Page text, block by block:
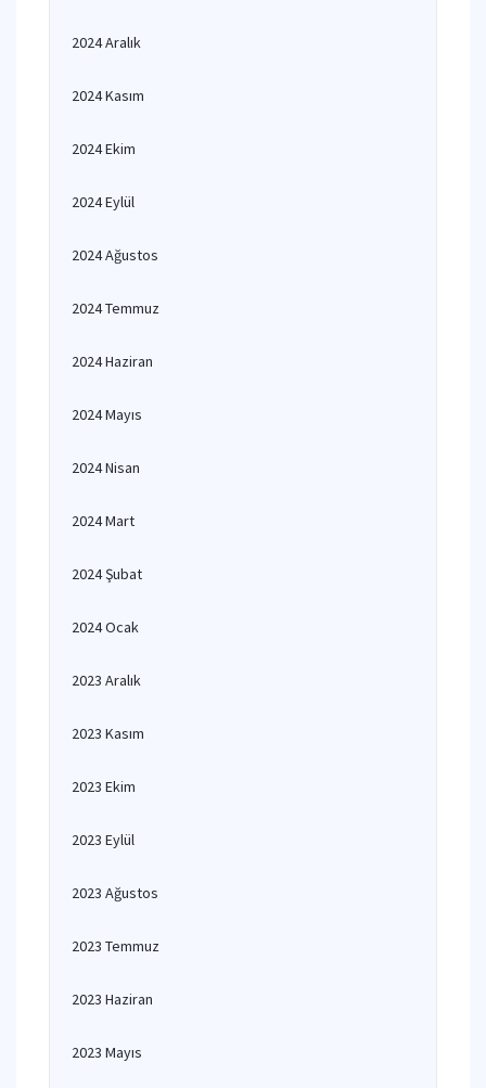
2024 Aralık
2024 Kasım
2024 Ekim
2024 Eylül
2024 Ağustos
2024 Temmuz
2024 Haziran
2024 Mayıs
2024 Nisan
2024 Mart
2024 Şubat
2024 Ocak
2023 Aralık
2023 Kasım
2023 Ekim
2023 Eylül
2023 Ağustos
2023 Temmuz
2023 Haziran
2023 Mayıs